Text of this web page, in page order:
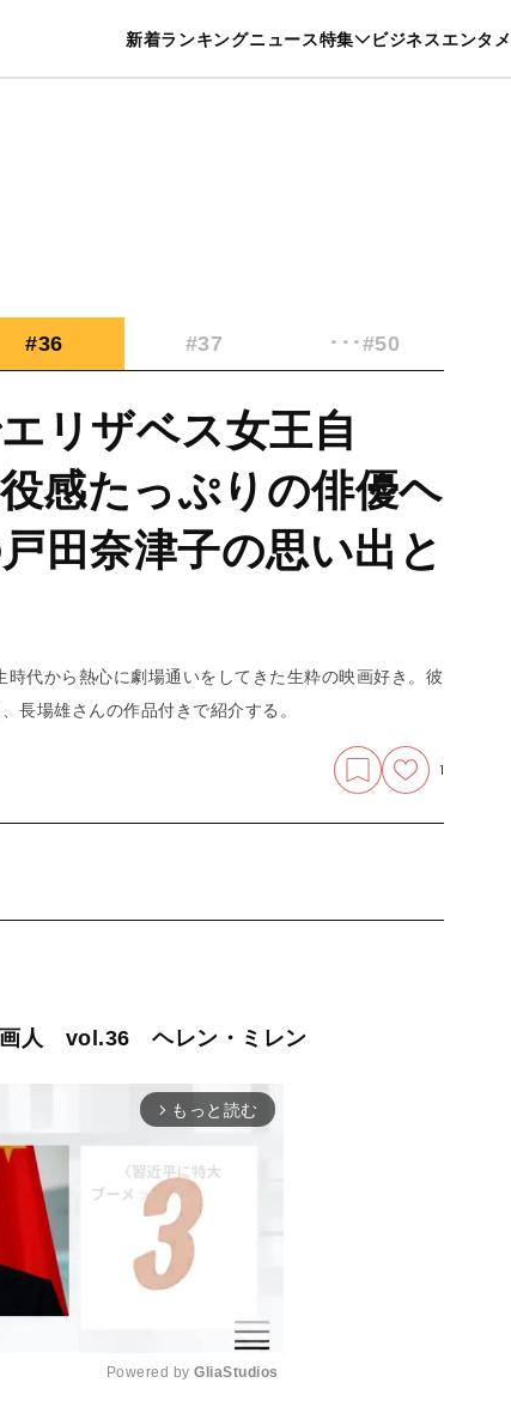
新着ランキングニュース特集 ビジネスエンタメ
暮らし スポーツ ヘルスケア 美容 グルメ
#36 #37 ･･･#50
リザベス女王自
感たっぷりの俳優ヘ
田奈津子の思い出と
代から熱心に劇場通いをしてきた生粋の映画好き。彼
長場雄さんの作品付きで紹介する。
1
画人 vol.36 ヘレン・ミレン
arrow_forward_ios もっと読む
Powered by GliaStudios